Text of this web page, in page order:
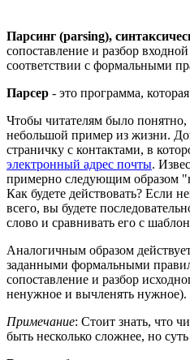
Парсинг (parsing),
сопоставление и разбор
соответствии с формальными
Парсер - это программа,
Чтобы читателям было
небольшой пример из жизни.
страничку с контактами, в
электронный адрес почты.
примерно следующим образом
Как будете действовать? Если
всего, вы будете
слово и сравнивать его с
Аналогичным образом
заданными формальными
сопоставление и разбор
ненужное и вычленять нужное).
Примечание: Стоит знать, что
быть несколько сложнее, но